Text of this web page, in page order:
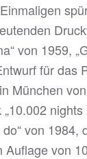
von 1959,
für das
München
von 1984,
Auflage von